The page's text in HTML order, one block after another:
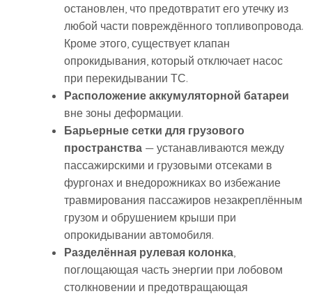
остановлен, что предотвратит его утечку из
любой части повреждённого топливопровода.
Кроме этого, существует клапан
опрокидывания, который отключает насос
при перекидывании ТС.
Расположение аккумуляторной батареи
вне зоны деформации.
Барьерные сетки для грузового
пространства — устанавливаются между
пассажирскими и грузовыми отсеками в
фургонах и внедорожниках во избежание
травмирования пассажиров незакреплённым
грузом и обрушением крыши при
опрокидывании автомобиля.
Разделённая рулевая колонка
поглощающая часть энергии при лобовом
столкновении и предотвращающая